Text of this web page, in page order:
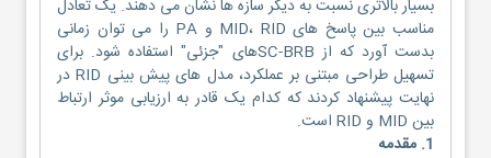
بسیار بالاتری نسبت به دیگر سازه ها نشان می دهند. یک تعادل
مناسب بین پاسخ های MID، RID و PA را می توان زمانی
بدست آورد که از SC-BRBهای "جزئی" استفاده شود. برای
تسهیل طراحی مبتنی بر عملکرد، مدل های پیش بینی RID در
نهایت پیشنهاد کردند که کدام یک قادر به ارزیابی موثر ارتباط
بین MID و RID است.
1. مقدمه